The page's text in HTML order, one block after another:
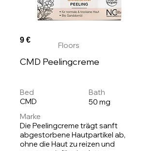
9 €
Floors
CMD Peelingcreme
Bed
CMD
Bath
50 mg
Marke
Die Peelingcreme trägt sanft
abgestorbene Hautpartikel ab,
ohne die Haut zu reizen und